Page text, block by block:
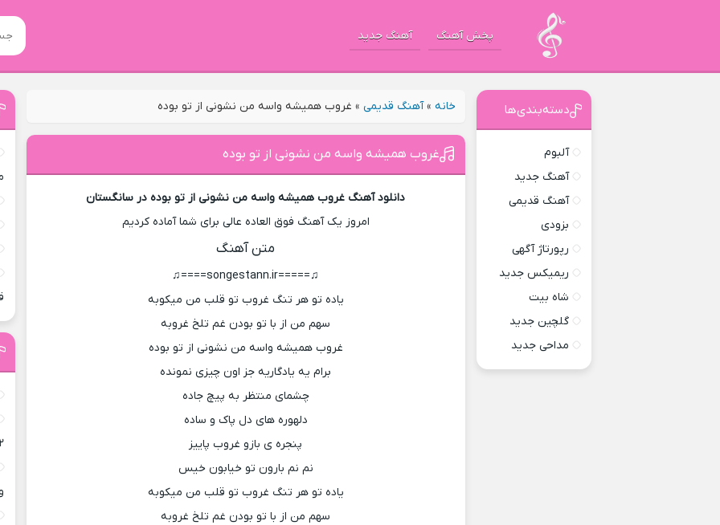
پخش آهنگ آهنگ جدید
خانه »آهنگ قدیمی » غروب همیشه واسه من نشونی از تو بوده
غروب همیشه واسه من نشونی از تو بوده
دانلود آهنگ غروب همیشه واسه من نشونی از تو بوده در سانگستان
امروز یک آهنگ فوق العاده عالی برای شما آماده کردیم
متن آهنگ
♫=====songestann.ir====♫
یاده تو هر تنگ غروب تو قلب من میکوبه
سهم من از با تو بودن غم تلخ غروبه
غروب همیشه واسه من نشونی از تو بوده
برام یه یادگاریه جز اون چیزی نمونده
چشمای منتظر به پیچ جاده
دلهوره های دل پاک و ساده
پنجره ی بازو غروب پاییز
نم نم بارون تو خیابون خیس
یاده تو هر تنگ غروب تو قلب من میکوبه
سهم من از با تو بودن غم تلخ غروبه
دسته‌بندی‌ها
آلبوم
آهنگ جدید
آهنگ قدیمی
بزودی
رپورتاژ آگهی
ریمیکس جدید
شاه بیت
گلچین جدید
مداحی جدید
۲